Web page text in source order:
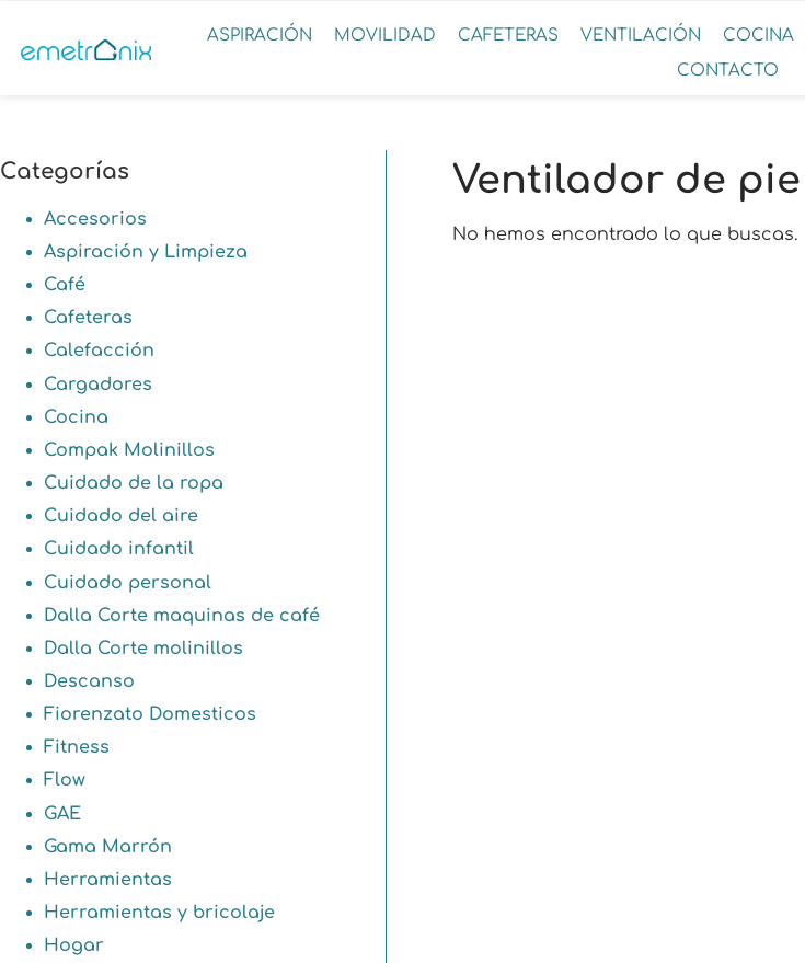
ASPIRACIÓN MOVILIDAD CAFETERAS VENTILACIÓN COCINA
CONTACTO
Categorías
Accesorios
Aspiración y Limpieza
Café
Cafeteras
Calefacción
Cargadores
Cocina
Compak Molinillos
Cuidado de la ropa
Cuidado del aire
Cuidado infantil
Cuidado personal
Dalla Corte maquinas de café
Dalla Corte molinillos
Descanso
Fiorenzato Domesticos
Fitness
Flow
GAE
Gama Marrón
Herramientas
Herramientas y bricolaje
Hogar
Ventilador de pie
No hemos encontrado lo que buscas.